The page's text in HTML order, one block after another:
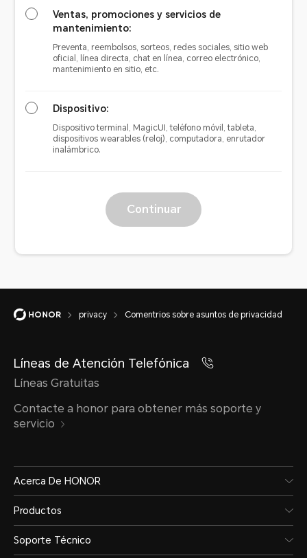
Ventas, promociones y servicios de
mantenimiento:
Preventa, reembolsos, sorteos, redes sociales, sitio web
oficial, línea directa, chat en línea, correo electrónico,
mantenimiento en sitio, etc.
Dispositivo:
Dispositivo terminal, MagicUI, teléfono móvil, tableta,
dispositivos wearables (reloj), computadora, enrutador
inalámbrico.
Continuar
privacy Comentrios sobre asuntos de privacidad
Líneas de Atención Telefónica
Líneas Gratuitas
Contacte a honor para obtener más soporte y
servicio
Acerca De HONOR
Productos
Soporte Técnico